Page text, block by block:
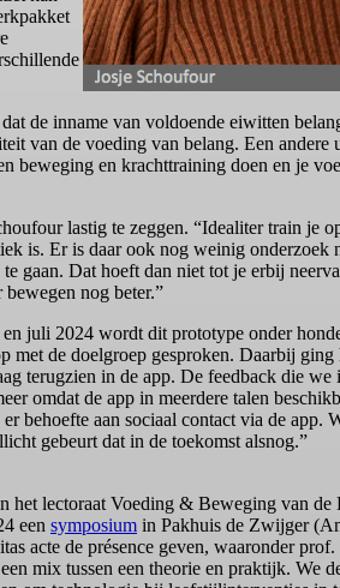
de inname van voldoende eiwitten
van de voeding van belang. Een andere
beweging en krachttraining doen en je
lastig te zeggen. “Idealiter train je
is. Er is daar ook nog weinig onderzoek
gaan. Dat hoeft dan niet tot je erbij
nog beter.”
juli 2024 wordt dit prototype onder
met de doelgroep gesproken. Daarbij
terugzien in de app. De feedback die
omdat de app in meerdere talen
behoefte aan sociaal contact via de app.
gebeurt dat in de toekomst alsnog.”
het lectoraat Voeding & Beweging van
een symposium in Pakhuis de Zwijger
acte de présence geven, waaronder
mix tussen een theorie en praktijk. We